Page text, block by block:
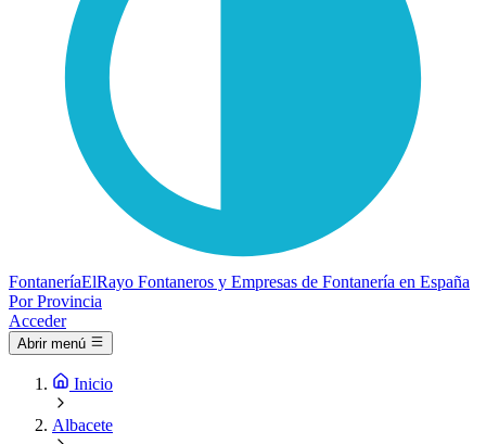
FontaneríaElRayo Fontaneros y Empresas de Fontanería en España
Por Provincia
Acceder
Abrir menú
Inicio
Albacete